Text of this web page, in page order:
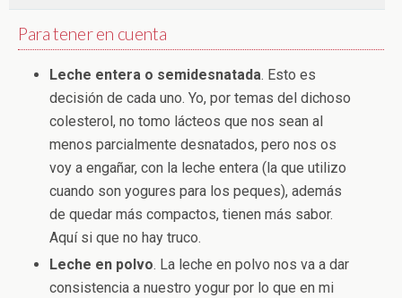
Para tener en cuenta
Leche entera o semidesnatada. Esto es
decisión de cada uno. Yo, por temas del dichoso
colesterol, no tomo lácteos que nos sean al
menos parcialmente desnatados, pero nos os
voy a engañar, con la leche entera (la que utilizo
cuando son yogures para los peques), además
de quedar más compactos, tienen más sabor.
Aquí si que no hay truco.
Leche en polvo. La leche en polvo nos va a dar
consistencia a nuestro yogur por lo que en mi